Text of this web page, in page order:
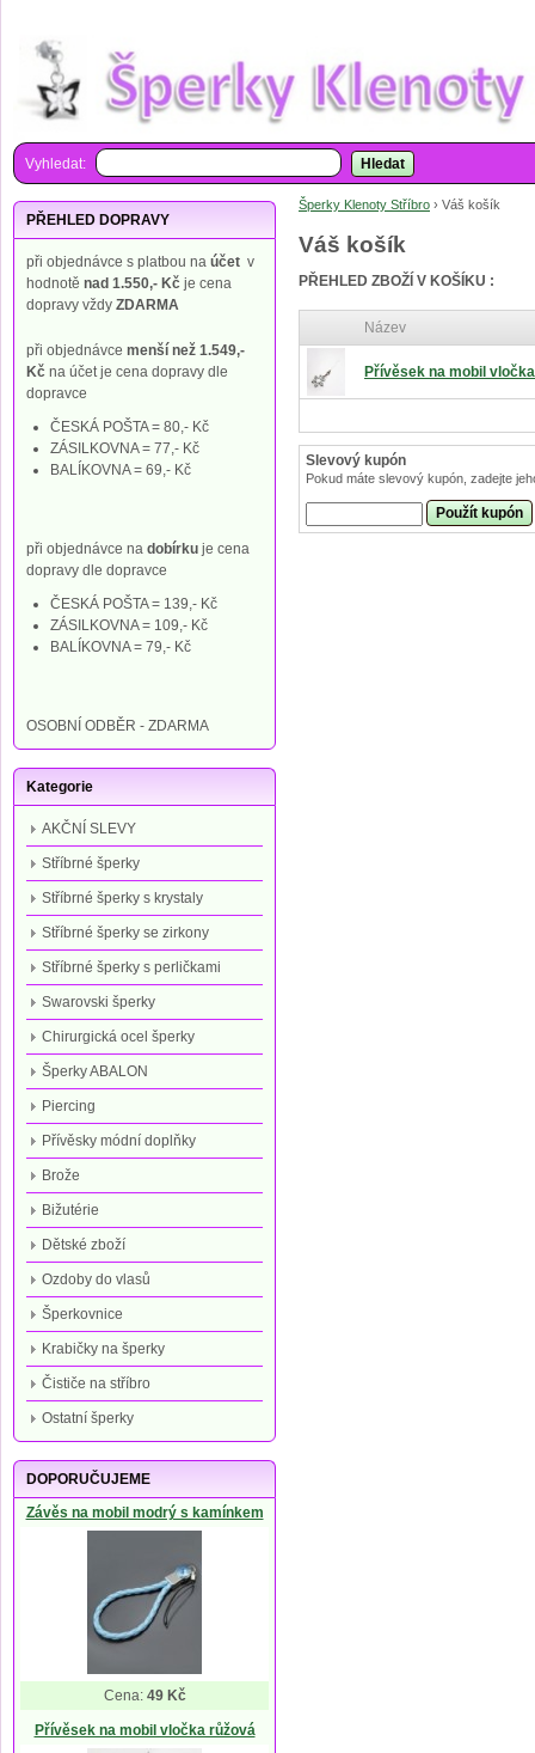
Vyhledat: Hledat
Šperky Klenoty Stříbro › Váš košík
Váš košík
PŘEHLED ZBOŽÍ V KOŠÍKU :
Název
Přívěsek na mobil
Slevový kupón
Pokud máte slevový kupón, zadejte
Použít kupón
PŘEHLED DOPRAVY
při objednávce s platbou na účet v
hodnotě nad 1.550,- Kč je cena
dopravy vždy ZDARMA
při objednávce menší než 1.549,-
Kč na účet je cena dopravy dle
dopravce
ČESKÁ POŠTA = 80,- Kč
ZÁSILKOVNA = 77,- Kč
BALÍKOVNA = 69,- Kč
při objednávce na dobírku je cena
dopravy dle dopravce
ČESKÁ POŠTA = 139,- Kč
ZÁSILKOVNA = 109,- Kč
BALÍKOVNA = 79,- Kč
OSOBNÍ ODBĚR - ZDARMA
Kategorie
AKČNÍ SLEVY
Stříbrné šperky
Stříbrné šperky s krystaly
Stříbrné šperky se zirkony
Stříbrné šperky s perličkami
Swarovski šperky
Chirurgická ocel šperky
Šperky ABALON
Piercing
Přívěsky módní doplňky
Brože
Bižutérie
Dětské zboží
Ozdoby do vlasů
Šperkovnice
Krabičky na šperky
Čističe na stříbro
Ostatní šperky
DOPORUČUJEME
Závěs na mobil modrý s kamínkem
Cena: 49 Kč
Přívěsek na mobil vločka růžová